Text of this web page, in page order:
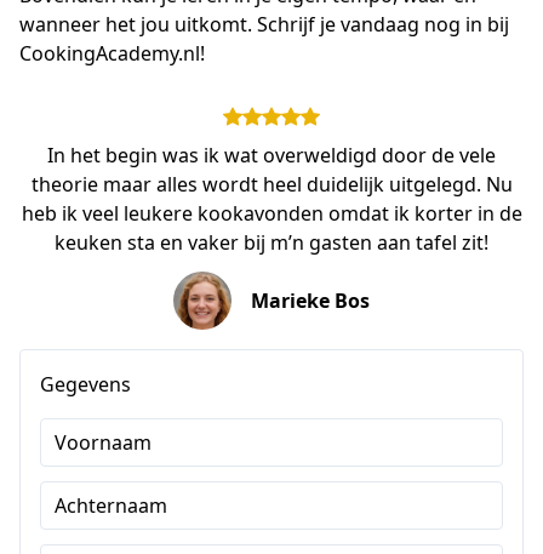
wanneer het jou uitkomt. Schrijf je vandaag nog in bij
CookingAcademy.nl!
In het begin was ik wat overweldigd door de vele
theorie maar alles wordt heel duidelijk uitgelegd. Nu
heb ik veel leukere kookavonden omdat ik korter in de
keuken sta en vaker bij m’n gasten aan tafel zit!
Marieke Bos
Gegevens
Voornaam
Achternaam